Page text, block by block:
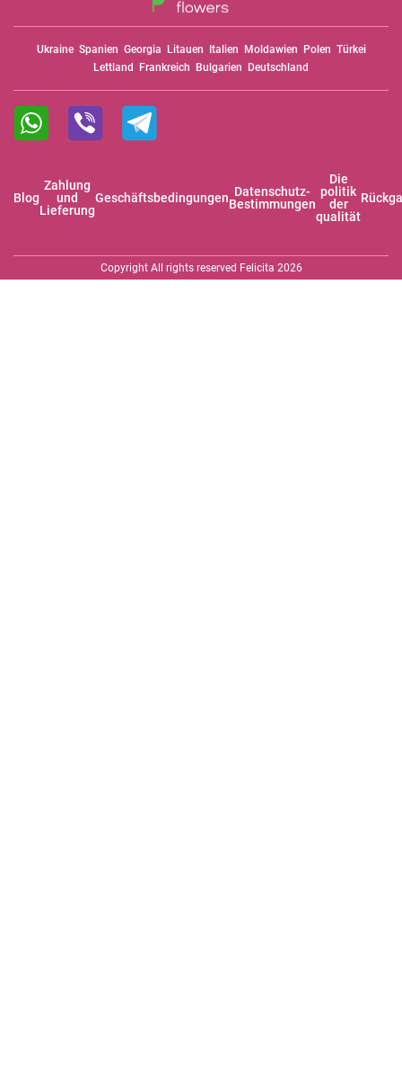
Ukraine Spanien Georgia Litauen Italien Moldawien Polen Türkei
Lettland Frankreich Bulgarien Deutschland
Blog
Zahlung
und
Lieferung
Geschäftsbedingungen Datenschutz-
Bestimmungen
Die
politik
der
qualität
Copyright All rights reserved Felicita 2026